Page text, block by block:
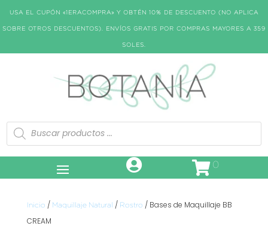
USA EL CUPÓN «1ERACOMPRA» Y OBTÉN 10% DE DESCUENTO (NO APLICA
SOBRE OTROS DESCUENTOS). ENVÍOS GRATIS POR COMPRAS MAYORES A 359
SOLES.
Búsqueda
de
productos
0
Inicio / Maquillaje Natural / Rostro / Bases de Maquillaje BB
CREAM